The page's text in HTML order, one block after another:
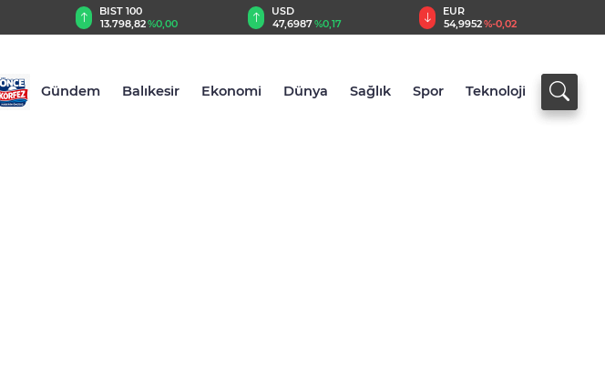
BIST 100
13.798,82%0,00
USD
47,6987%0,17
EUR
54,9952%-0,02
Gündem Balıkesir Ekonomi Dünya Sağlık Spor Teknoloji